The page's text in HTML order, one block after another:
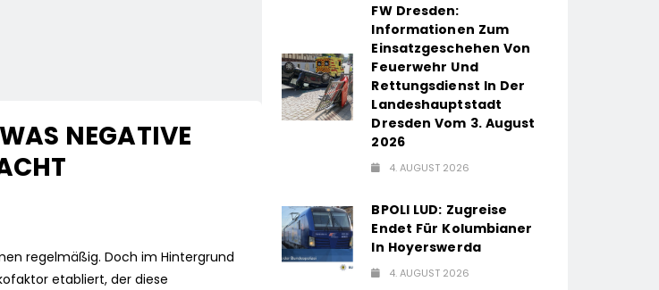
NEGATIVE
regelmäßig. Doch im Hintergrund
etabliert, der diese
FW Dresden:
Informationen Zum
Einsatzgeschehen Von
Feuerwehr Und
Rettungsdienst In Der
Landeshauptstadt
Dresden Vom 3. August
2026
4. AUGUST 2026
BPOLI LUD: Zugreise
Endet Für Kolumbianer
In Hoyerswerda
4. AUGUST 2026